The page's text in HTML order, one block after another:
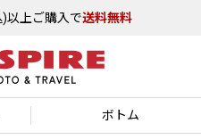
以上ご購入で送料無料
ボトム